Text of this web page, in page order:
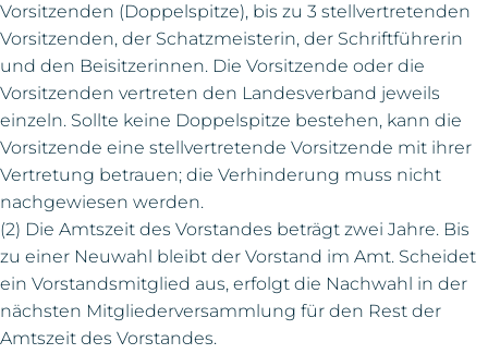
Vorsitzenden (Doppelspitze), bis zu 3 stellvertretenden
Vorsitzenden, der Schatzmeisterin, der Schriftführerin
und den Beisitzerinnen. Die Vorsitzende oder die
Vorsitzenden vertreten den Landesverband jeweils
einzeln. Sollte keine Doppelspitze bestehen, kann die
Vorsitzende eine stellvertretende Vorsitzende mit ihrer
Vertretung betrauen; die Verhinderung muss nicht
nachgewiesen werden.
(2) Die Amtszeit des Vorstandes beträgt zwei Jahre. Bis
zu einer Neuwahl bleibt der Vorstand im Amt. Scheidet
ein Vorstandsmitglied aus, erfolgt die Nachwahl in der
nächsten Mitgliederversammlung für den Rest der
Amtszeit des Vorstandes.